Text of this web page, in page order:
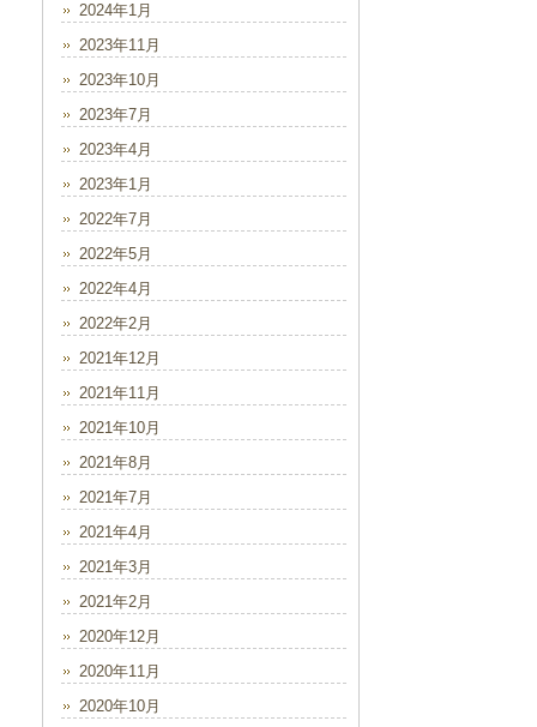
2024年1月
2023年11月
2023年10月
2023年7月
2023年4月
2023年1月
2022年7月
2022年5月
2022年4月
2022年2月
2021年12月
2021年11月
2021年10月
2021年8月
2021年7月
2021年4月
2021年3月
2021年2月
2020年12月
2020年11月
2020年10月